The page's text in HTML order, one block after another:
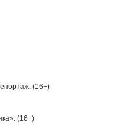
(16+)
(16+)